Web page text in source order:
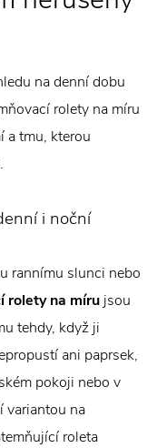
na denní dobu
rolety na míru
a tmu, kterou
i noční
rannímu slunci nebo
rolety na míru jsou
tehdy, když ji
ani paprsek,
pokoji nebo v
variantou na
roleta